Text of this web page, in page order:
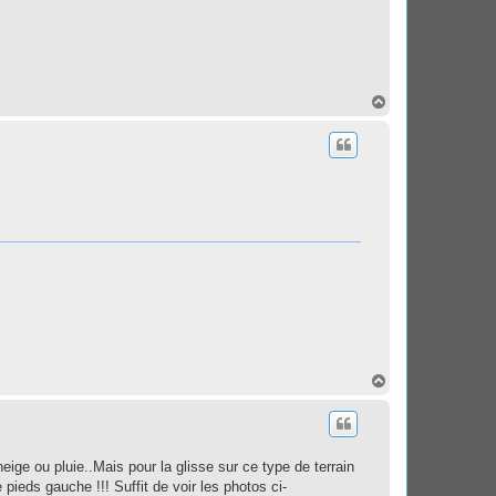
ou pluie..Mais pour la glisse sur ce type de terrain
gauche !!! Suffit de voir les photos ci-